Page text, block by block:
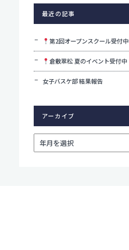
最近の記事
第2回オープンスクール受付中
倉敷翠松 夏のイベント受付中
女子バスケ部 結果報告
アーカイブ